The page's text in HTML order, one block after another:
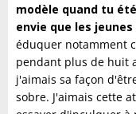
modèle quand tu
envie que les
éduquer notamment
pendant plus de huit
j'aimais sa façon
sobre. J'aimais cette